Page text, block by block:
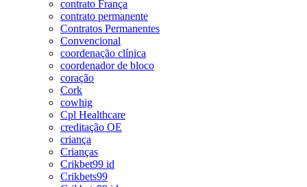
contrato França
contrato permanente
Contratos Permanentes
Convencional
coordenação clínica
coordenador de bloco
coração
Cork
cowhig
Cpl Healthcare
creditação OE
criança
Crianças
Crikbet99 id
Crikbets99